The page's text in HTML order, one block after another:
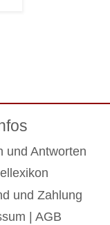
und Antworten
und Zahlung
AGB